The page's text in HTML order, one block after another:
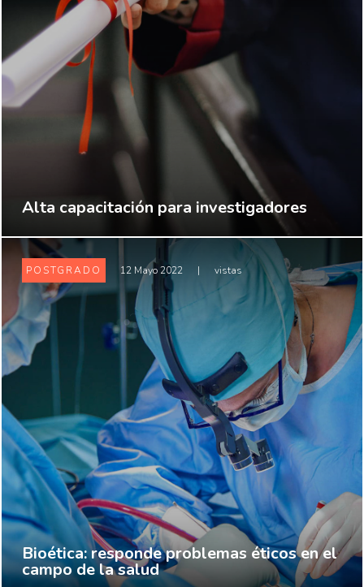
Alta capacitación para investigadores
POSTGRADO 12 Mayo 2022 | vistas
Bioética: responde problemas éticos en el
campo de la salud